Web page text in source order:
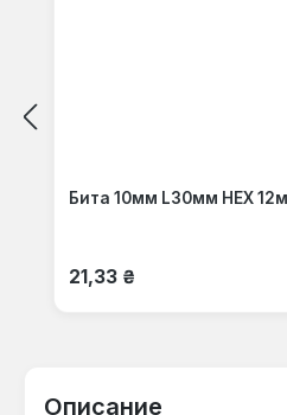
Бита 10мм L30мм HEX
Обычная цена:
21,33 ₴
Описание